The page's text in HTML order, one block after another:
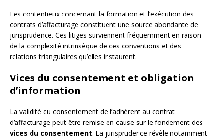
Les contentieux concernant la formation et l’exécution des
contrats d’affacturage constituent une source abondante de
jurisprudence. Ces litiges surviennent fréquemment en raison
de la complexité intrinsèque de ces conventions et des
relations triangulaires qu’elles instaurent.
Vices du consentement et obligation
d’information
La validité du consentement de l’adhérent au contrat
d’affacturage peut être remise en cause sur le fondement des
vices du consentement. La jurisprudence révèle notamment